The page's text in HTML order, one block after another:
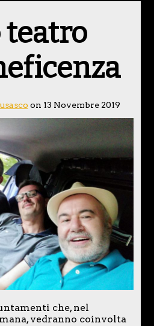
teatro
on 13 Novembre 2019
che, nel
vedranno coinvolta